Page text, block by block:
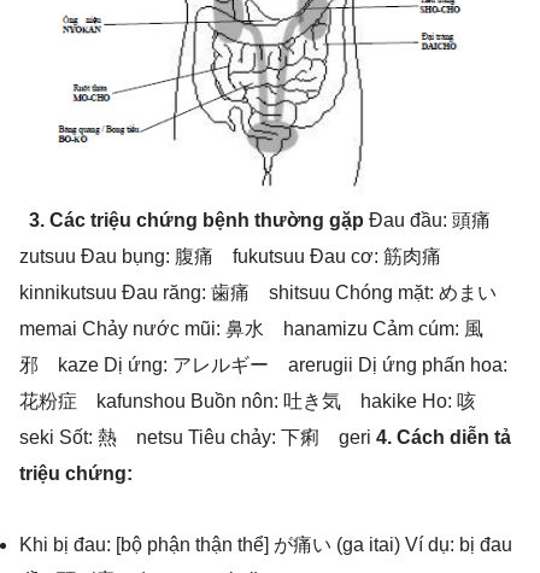
3. Các triệu chứng bệnh thường gặp Đau đầu: 頭痛
zutsuu Đau bụng: 腹痛 fukutsuu Đau cơ: 筋肉痛
kinnikutsuu Đau răng: 歯痛 shitsuu Chóng mặt: めまい
memai Chảy nước mũi: 鼻水 hanamizu Cảm cúm: 風
邪 kaze Dị ứng: アレルギー arerugii Dị ứng phấn hoa:
花粉症 kafunshou Buồn nôn: 吐き気 hakike Ho: 咳
seki Sốt: 熱 netsu Tiêu chảy: 下痢 geri 4. Cách diễn tả
triệu chứng:
Khi bị đau: [bộ phận thận thể] が痛い (ga itai) Ví dụ: bị đau